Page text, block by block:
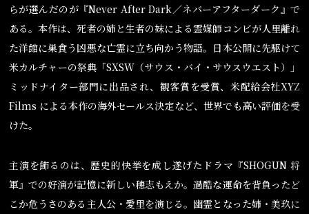
らが選んだのが『Never After Dark／ネバーアフターダーク』で
ある。本作は、死者の姉と生者の妹による霊媒師コンビが人里離れ
た洋館に巣食う凶悪な亡霊に立ち向かう物語。日本公開に先駆けて
米カルチャーの祭典「SXSW（サウス・バイ・サウスウエスト）」
ミッドナイター部門に出品され、観客賞を受賞、米配給会社XYZ
Films による本作の海外セールス決定など、世界でも高い評価を受
けた。
主演を飾るのは、歴史的快挙を成し遂げたドラマ『SHOGUN 将
軍』での好演が記憶に新しい穂志もえか。過酷な運命を背負ったど
こか危うさのある主人公・愛里を演じる。幽霊となった姉・美玖に